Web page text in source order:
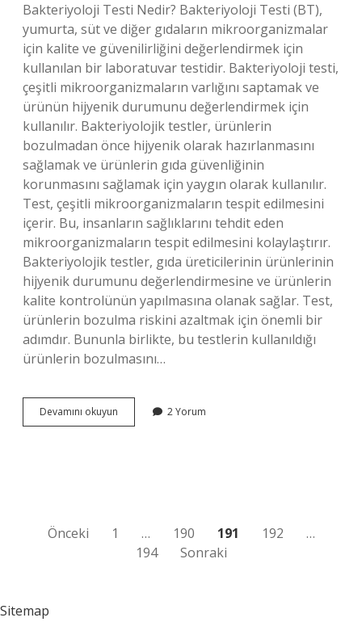
Bakteriyoloji Testi Nedir? Bakteriyoloji Testi (BT),
yumurta, süt ve diğer gıdaların mikroorganizmalar
için kalite ve güvenilirliğini değerlendirmek için
kullanılan bir laboratuvar testidir. Bakteriyoloji testi,
çeşitli mikroorganizmaların varlığını saptamak ve
ürünün hijyenik durumunu değerlendirmek için
kullanılır. Bakteriyolojik testler, ürünlerin
bozulmadan önce hijyenik olarak hazırlanmasını
sağlamak ve ürünlerin gıda güvenliğinin
korunmasını sağlamak için yaygın olarak kullanılır.
Test, çeşitli mikroorganizmaların tespit edilmesini
içerir. Bu, insanların sağlıklarını tehdit eden
mikroorganizmaların tespit edilmesini kolaylaştırır.
Bakteriyolojik testler, gıda üreticilerinin ürünlerinin
hijyenik durumunu değerlendirmesine ve ürünlerin
kalite kontrolünün yapılmasına olanak sağlar. Test,
ürünlerin bozulma riskini azaltmak için önemli bir
adımdır. Bununla birlikte, bu testlerin kullanıldığı
ürünlerin bozulmasını…
Devamını okuyun Bakteriyoloji
testi
2 Yorum
Yazı
sayfalaması
Önceki 1 … 190 191 192
…
194
Sonraki
Sitemap